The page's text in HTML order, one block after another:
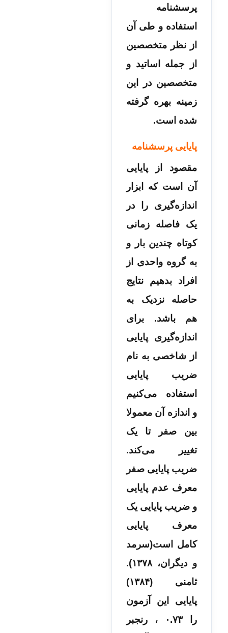
پرسشنامه
استفاده و طی آن
از نظر متخصصین
از جمله اساتید و
متخصصین در این
زمینه بهره گرفته
شده است.
پایایی پرسشنامه
مقصود از پایایی
آن است که ابزار
اندازه‌گیری را در
یک فاصله زمانی
کوتاه چندین بار و
به گروه واحدی از
افراد بدهیم نتایج
حاصله نزدیک به
هم باشد. برای
اندازه‌گیری پایایی
از شاخصی به نام
ضریب پایایی
استفاده می‌کنیم
و اندازه آن معمولا
بین صفر تا یک
تغییر می‌کند.
ضریب پایایی صفر
معرف عدم پایایی
و ضریب پایایی یک
معرف پایایی
کامل است(سرمد
و دیگران، ۱۳۷۸).
ثامنی (۱۳۸۴)
پایایی این آزمون
را ۰.۷۳ ، رنجبر